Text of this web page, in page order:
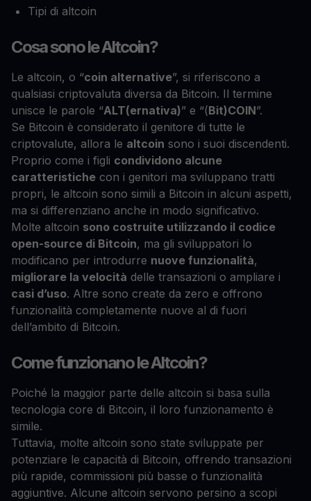
Tipi di altcoin
Cosa sono le Altcoin?
Le altcoin, o “coin alternative”, si riferiscono a
qualsiasi criptovaluta diversa da Bitcoin. Il termine
unisce le parole “ALT(ernativa)” e “(Bit)COIN”.
Se Bitcoin è considerato il genitore di tutte le
criptovalute, allora le altcoin sono i suoi discendenti.
Proprio come i figli condividono alcune
caratteristiche con i genitori ma sviluppano tratti
propri, le altcoin sono simili a Bitcoin in alcuni aspetti,
ma si differenziano anche in modo significativo.
Molte altcoin sono costruite utilizzando il codice
open-source di Bitcoin, ma gli sviluppatori lo
modificano per introdurre nuove funzionalità,
migliorare la velocità delle transazioni o ampliare i
casi d’uso. Altre sono create da zero e offrono
funzionalità completamente nuove al di fuori
dell’ambito di Bitcoin.
Come funzionano le Altcoin?
Poiché la maggior parte delle altcoin si basa sulla
tecnologia core di Bitcoin, il loro funzionamento è
simile.
Tuttavia, molte altcoin sono state sviluppate per
potenziare le capacità di Bitcoin, offrendo transazioni
più rapide, commissioni più basse o funzionalità
aggiuntive. Alcune altcoin servono persino a scopi